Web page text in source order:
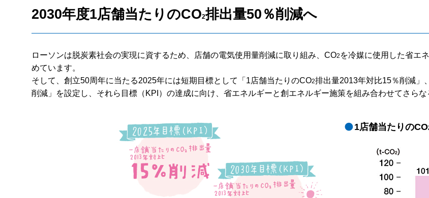
2030年度1店舗当たりのCO2排出量50％削減へ
ローソンは脱炭素社会の実現に資するため、店舗の電気使用量削減に取り組み、CO2 を冷媒に使用した省エ
めています。
そして、創立50周年に当たる2025年には短期目標として「1店舗当たりのCO2排出量2013年対比15％削減」
削減」を設定し、それら目標（KPI）の達成に向け、省エネルギーと創エネルギー施策を組み合わせてさらな
1店舗当たりのCO